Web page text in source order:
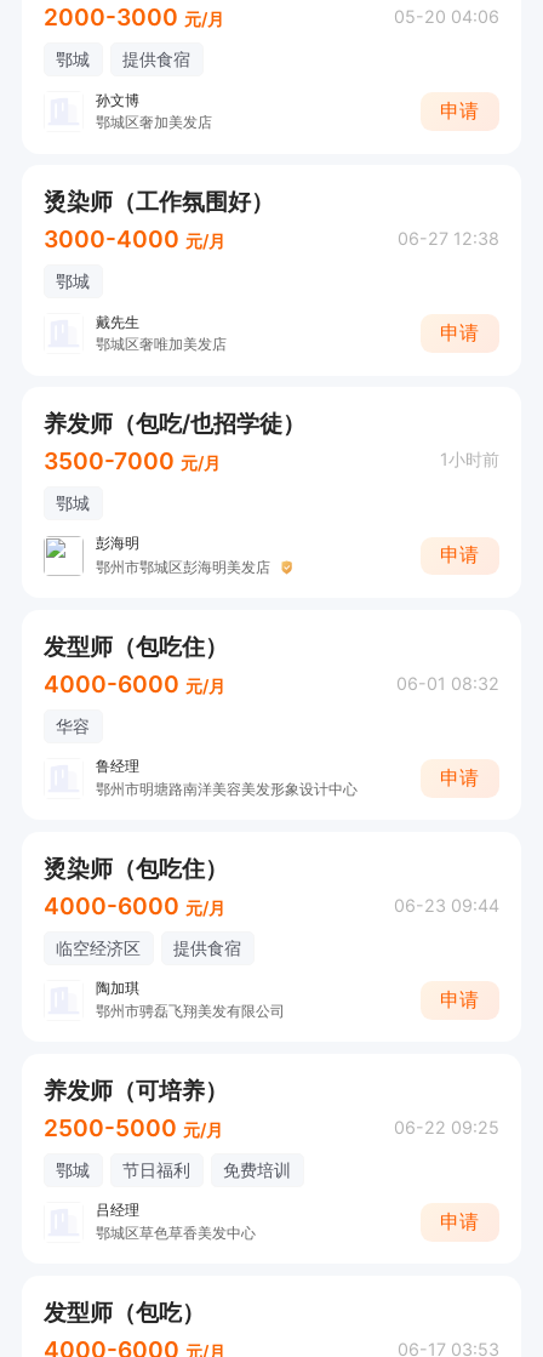
2000-3000 元/月 05-20 04:06
鄂城 提供食宿
孙文博
鄂城区奢加美发店
申请
烫染师（工作氛围好）
3000-4000 元/月 06-27 12:38
鄂城
戴先生
鄂城区奢唯加美发店
申请
养发师（包吃/也招学徒）
3500-7000 元/月 1小时前
鄂城
彭海明
鄂州市鄂城区彭海明美发店
申请
发型师（包吃住）
4000-6000 元/月 06-01 08:32
华容
鲁经理
鄂州市明塘路南洋美容美发形象设计中心
申请
烫染师（包吃住）
4000-6000 元/月 06-23 09:44
临空经济区 提供食宿
陶加琪
鄂州市骋磊飞翔美发有限公司
申请
养发师（可培养）
2500-5000 元/月 06-22 09:25
鄂城 节日福利 免费培训
吕经理
鄂城区草色草香美发中心
申请
发型师（包吃）
4000-6000 元/月 06-17 03:53